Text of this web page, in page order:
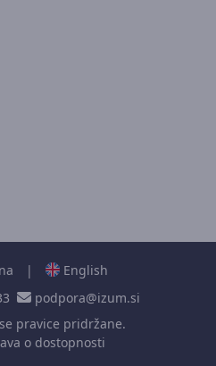
|
English
podpora@izum.si
pravice pridržane.
o dostopnosti